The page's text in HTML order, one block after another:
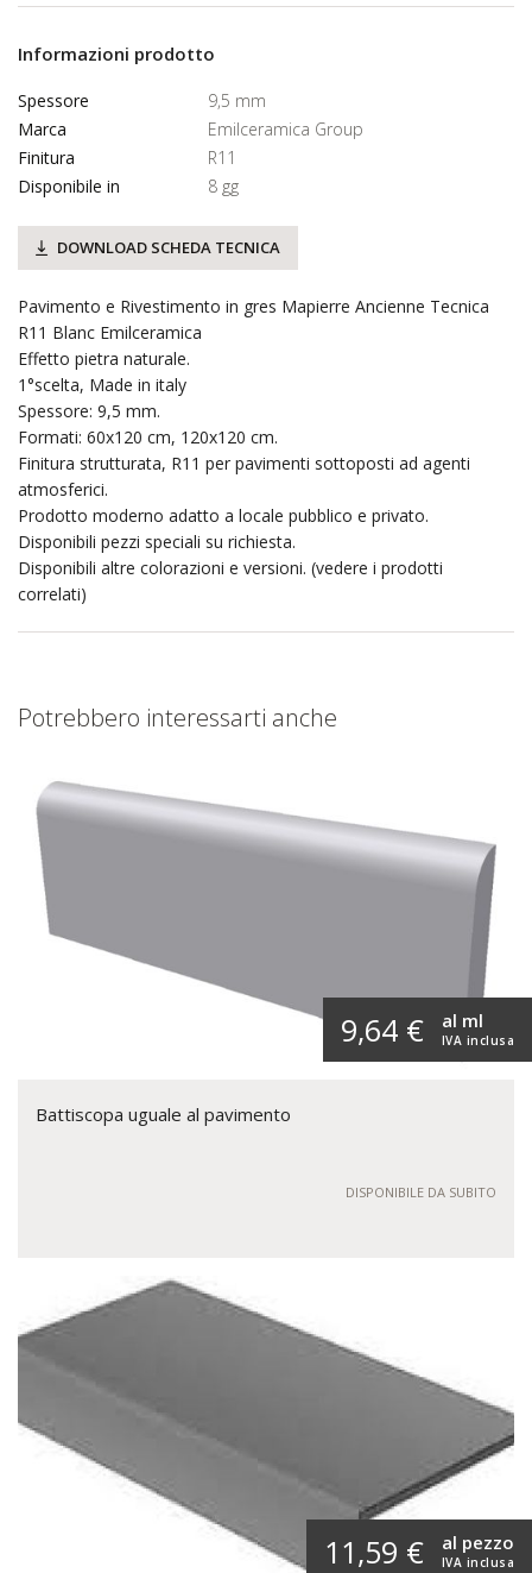
Informazioni prodotto
Spessore
9,5 mm
Marca
Emilceramica Group
Finitura
R11
Disponibile in
8 gg
DOWNLOAD SCHEDA TECNICA
Pavimento e Rivestimento in gres Mapierre Ancienne Tecnica
R11 Blanc Emilceramica
Effetto pietra naturale.
1°scelta, Made in italy
Spessore: 9,5 mm.
Formati: 60x120 cm, 120x120 cm.
Finitura strutturata, R11 per pavimenti sottoposti ad agenti
atmosferici.
Prodotto moderno adatto a locale pubblico e privato.
Disponibili pezzi speciali su richiesta.
Disponibili altre colorazioni e versioni. (vedere i prodotti
correlati)
Potrebbero interessarti anche
9,64 € IVA inclusa
al ml
Battiscopa uguale al pavimento
DISPONIBILE DA SUBITO
11,59 € IVA inclusa
al pezzo